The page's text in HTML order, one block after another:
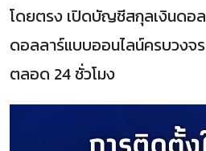
โดยตรง เปิดบัญชีสกุลเงินดอ
ดอลลาร์แบบออนไลน์ครบวงจ
ตลอด 24 ชั่วโมง